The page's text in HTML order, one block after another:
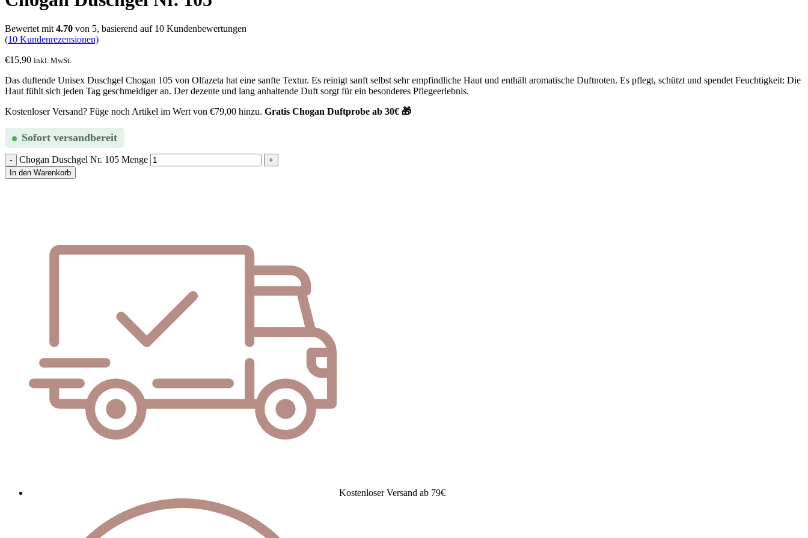
Bewertet mit 4.70 von 5, basierend auf 10 Kundenbewertungen
(10 Kundenrezensionen)
€15,90 inkl. MwSt.
Das duftende Unisex Duschgel Chogan 105 von Olfazeta hat eine sanfte Textur. Es reinigt sanft selbst sehr empfindliche Haut und enthält aromatische Duftnoten. Es pflegt, schützt und spendet Feuchtigkeit: Die
Haut fühlt sich jeden Tag geschmeidiger an. Der dezente und lang anhaltende Duft sorgt für ein besonderes Pflegeerlebnis.
Kostenloser Versand? Füge noch Artikel im Wert von €79,00 hinzu. Gratis Chogan Duftprobe ab 30€ 🎁
Sofort versandbereit
Chogan Duschgel Nr. 105 Menge
In den Warenkorb
Kostenloser Versand ab 79€